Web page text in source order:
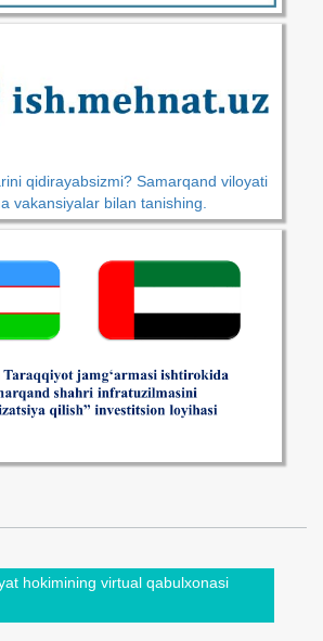
qidirayabsizmi? Samarqand viloyati
vakansiyalar bilan tanishing.
hokimining virtual qabulxonasi